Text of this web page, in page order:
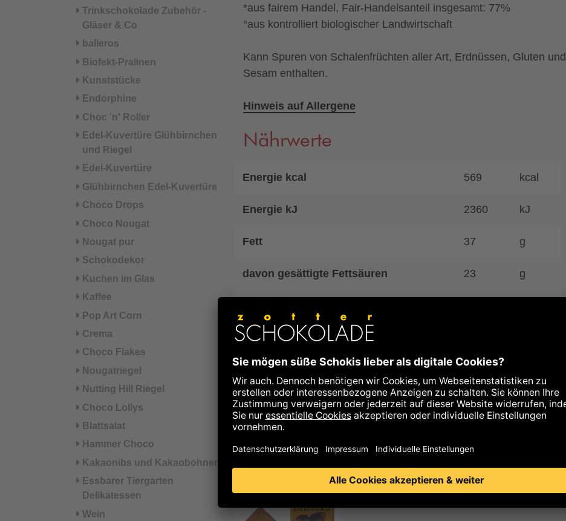
Trinkschokolade Zubehör -
Gläser & Co
balleros
Biofekt-Pralinen
Kunststücke
Endorphine
Choc 'n' Roller
Edel-Kuvertüre Glühbirnchen
und Riegel
Edel-Kuvertüre
Glühbirnchen Edel-Kuvertüre
Choco Drops
Choco Nougat
Nougat pur
Schokodekor
Kuchen im Glas
Kaffee
Pop Art Corn
Crema
Choco Flakes
Nougatriegel
Nutting Hill Riegel
Choco Lollys
Blattsalat
Hammer Choco
Kakaonibs und Kakaobohnen
Essbarer Tiergarten
Delikatessen
Wein
*aus fairem Handel, Fair-Handelsanteil insgesamt: 77%
°aus kontrolliert biologischer Landwirtschaft
Kann Spuren von Schalenfrüchten aller Art, Erdnüssen, Gluten und
Sesam enthalten.
Hinweis auf Allergene
Nährwerte
Energie kcal 569 kcal
Energie kJ 2360 kJ
Fett 37 g
davon gesättigte Fettsäuren 23 g
davon Zucker
Eiweiß 5,9
Salz 0,26 g
Wir empfehlen zusätzlich